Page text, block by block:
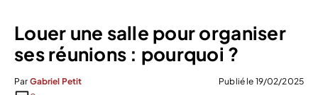
Louer une salle pour organiser
ses réunions : pourquoi ?
Par Gabriel Petit
Publié le 19/02/2025